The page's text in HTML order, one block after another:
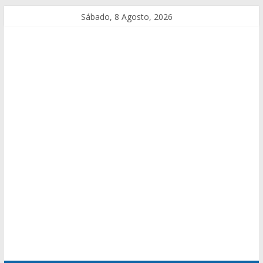
Sábado, 8 Agosto, 2026